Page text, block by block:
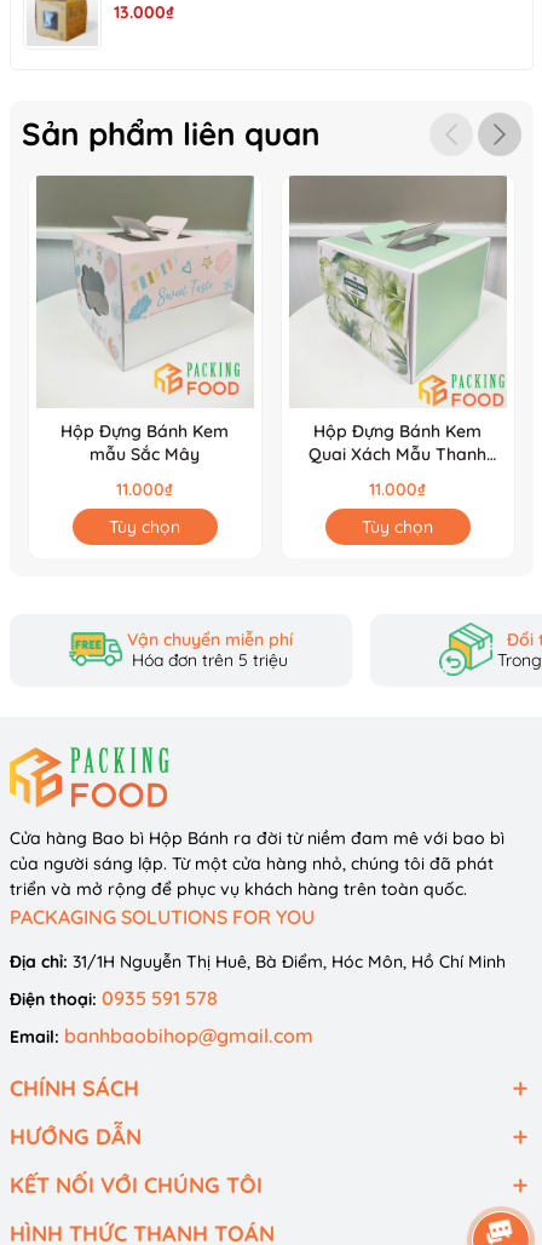
Hộp bánh kem quai xách mini xanh mint
Hộp bánh kem quai xách mini trắng hoa
13.000₫
Sản phẩm liên quan
Hộp Đựng Bánh Kem
mẫu Sắc Mây
11.000₫
Tùy chọn
Hộp Đựng Bánh Kem
Quai Xách Mẫu Thanh
11.000₫
Tùy chọn
Vận chuyển miễn phí
Hóa đơn trên 5 triệu
Đổi
Cửa hàng Bao bì Hộp Bánh ra đời từ niềm đam mê với bao bì
của người sáng lập. Từ một cửa hàng nhỏ, chúng tôi đã phát
triển và mở rộng để phục vụ khách hàng trên toàn quốc.
PACKAGING SOLUTIONS FOR YOU
Địa chỉ: 31/1H Nguyễn Thị Huê, Bà Điểm, Hóc Môn, Hồ Chí Minh
Điện thoại: 0935 591 578
Email: banhbaobihop@gmail.com
CHÍNH SÁCH
HƯỚNG DẪN
KẾT NỐI VỚI CHÚNG TÔI
HÌNH THỨC THANH TOÁN